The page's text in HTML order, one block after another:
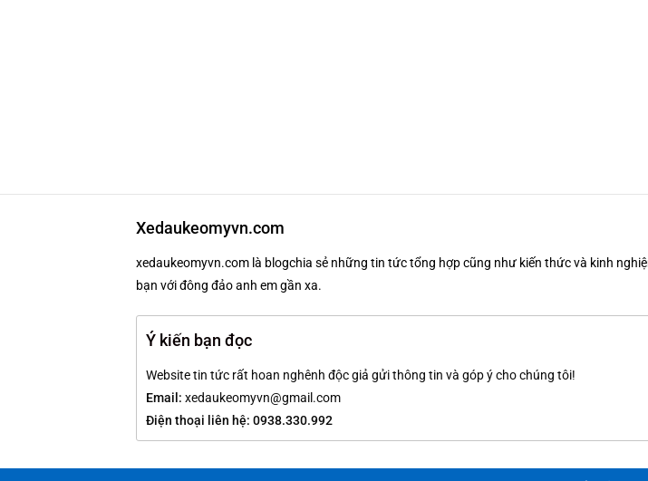
Xedaukeomyvn.com
xedaukeomyvn.com là blogchia sẻ những tin tức tổng hợp cũng như kiến thức và kinh
bạn với đông đảo anh em gần xa.
Ý kiến bạn đọc
Website tin tức rất hoan nghênh độc giả gửi thông tin và góp ý cho chúng tôi!
Email: xedaukeomyvn@gmail.com
Điện thoại liên hệ: 0938.330.992